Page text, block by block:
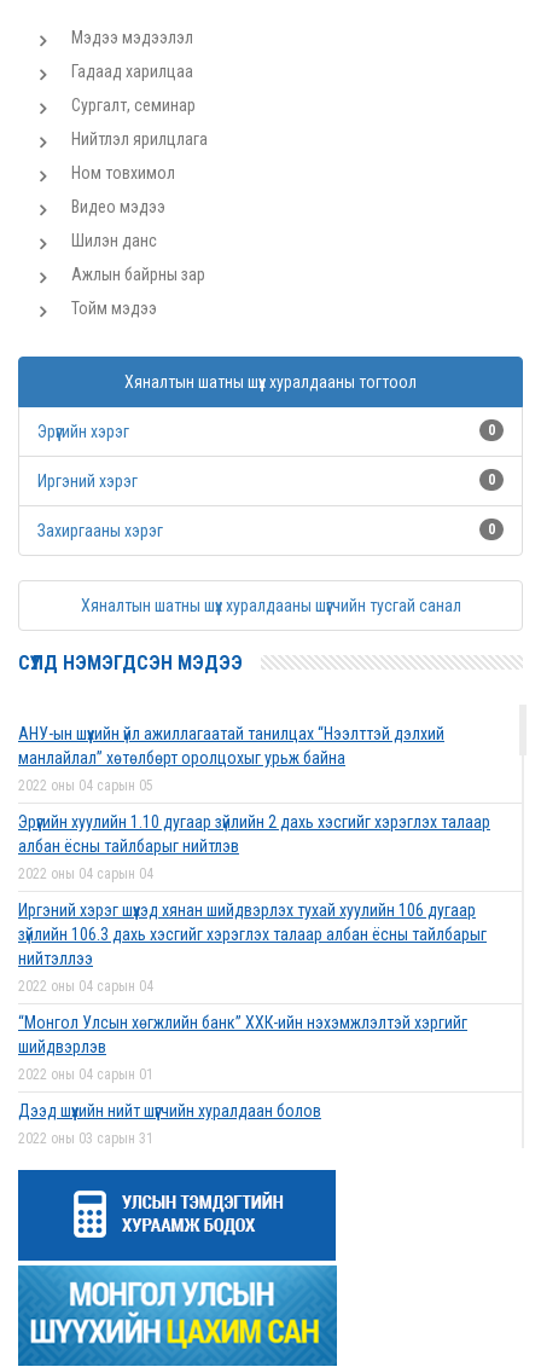
Мэдээ мэдээлэл
Гадаад харилцаа
Сургалт, семинар
Нийтлэл ярилцлага
Ном товхимол
Видео мэдээ
Шилэн данс
Ажлын байрны зар
Тойм мэдээ
Хяналтын шатны шүүх хуралдааны тогтоол
Эрүүгийн хэрэг 0
Иргэний хэрэг 0
Захиргааны хэрэг 0
Хяналтын шатны шүүх хуралдааны шүүгчийн тусгай санал
СҮҮЛД НЭМЭГДСЭН МЭДЭЭ
АНУ-ын шүүхийн үйл ажиллагаатай танилцах “Нээлттэй дэлхий
манлайлал” хөтөлбөрт оролцохыг урьж байна
2022 оны 04 сарын 05
Эрүүгийн хуулийн 1.10 дугаар зүйлийн 2 дахь хэсгийг хэрэглэх талаар
албан ёсны тайлбарыг нийтлэв
2022 оны 04 сарын 04
Иргэний хэрэг шүүхэд хянан шийдвэрлэх тухай хуулийн 106 дугаар
зүйлийн 106.3 дахь хэсгийг хэрэглэх талаар албан ёсны тайлбарыг
нийтэллээ
2022 оны 04 сарын 04
“Монгол Улсын хөгжлийн банк” ХХК-ийн нэхэмжлэлтэй хэргийг
шийдвэрлэв
2022 оны 04 сарын 01
Дээд шүүхийн нийт шүүгчийн хуралдаан болов
2022 оны 03 сарын 31
Нээлттэй ажлын байрны зар
2022 оны 03 сарын 31
Д.Гүрсоронз нарт холбогдох хэргийг хяналтын шатны шүүх хуралдаанаар
хэлэлцүүлэхээс татгалзав
2022 оны 03 сарын 30
Дээд шүүхийн нийт шүүгчийн хуралдаан болно